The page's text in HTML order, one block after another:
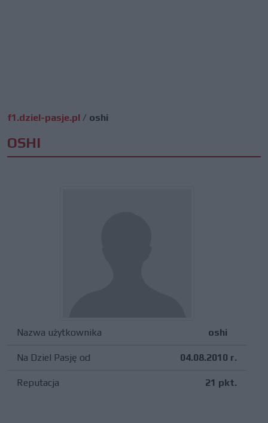
f1.dziel-pasje.pl / oshi
OSHI
Nazwa użytkownika oshi
Na Dziel Pasję od 04.08.2010 r.
Reputacja 21 pkt.